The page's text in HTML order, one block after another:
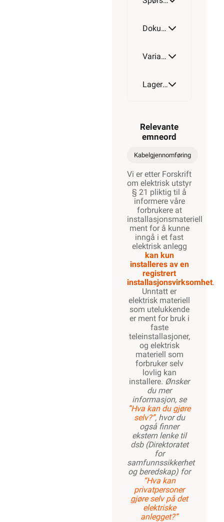
Dokumentasjon
Varianter av artikkel
Lagerstatus
Relevante
emneord
Kabelgjennomføring
Vi er etter Forskrift
om elektrisk utstyr
§ 21 pliktig til å
informere våre
forbrukere at
installasjonsmateriell
ment for å kunne
inngå i et fast
elektrisk anlegg
kan kun
installeres av en
registrert
installasjonsvirksomhet.
Unntatt er
elektrisk materiell
som utelukkende
er ment for bruk i
faste
teleinstallasjoner,
og elektrisk
materiell som
forbruker selv
lovlig kan
installere. Ønsker
du mer
informasjon, se
”Hva kan du gjøre
selv?”, hvor du
også finner
ekstern lenke til
dsb (Direktoratet
for
samfunnssikkerhet
og beredskap) for
“Hva kan
privatpersoner
gjøre selv på det
elektriske
anlegget?”